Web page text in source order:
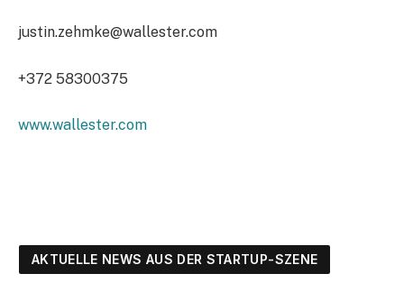
justin.zehmke@wallester.com
+372 58300375
www.wallester.com
AKTUELLE NEWS AUS DER STARTUP-SZENE